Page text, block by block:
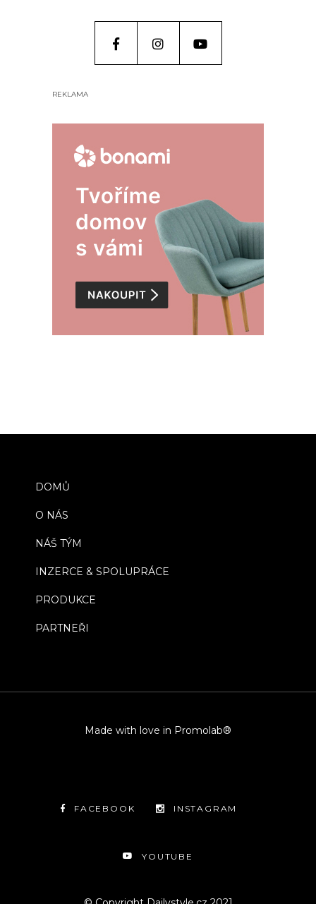
REKLAMA
DOMŮ
O NÁS
NÁŠ TÝM
INZERCE & SPOLUPRÁCE
PRODUKCE
PARTNEŘI
Made with love in Promolab®
FACEBOOK INSTAGRAM
YOUTUBE